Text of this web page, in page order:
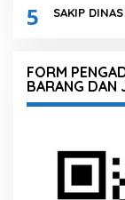
5 SAKIP
FORM
BARANG DAN